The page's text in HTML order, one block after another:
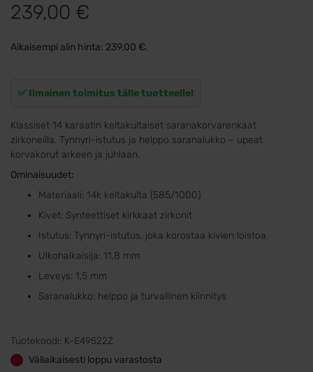
239,00 €
Aikaisempi alin hinta: 239,00 €.
✅ Ilmainen toimitus tälle tuotteelle!
Klassiset 14 karaatin keltakultaiset saranakorvarenkaat
zirkoneilla. Tynnyri-istutus ja helppo saranalukko – upeat
korvakorut arkeen ja juhlaan.
Ominaisuudet:
Materiaali: 14k keltakulta (585/1000)
Kivet: Synteettiset kirkkaat zirkonit
Istutus: Tynnyri-istutus, joka korostaa kivien loistoa
Ulkohalkaisija: 11,8 mm
Leveys: 1,5 mm
Saranalukko: helppo ja turvallinen kiinnitys
Tuotekoodi: K-E49522Z
Väliaikaisesti loppu varastosta